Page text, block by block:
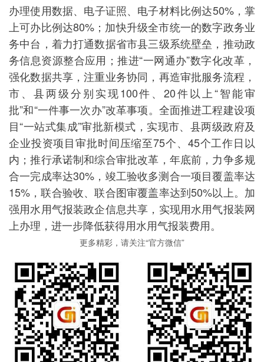
办理使用数据、电子证照、电子材料比例达50%，掌
上可办比例达80%；加快升级全市统一的数字政务业
务中台，着力打通数据省市县三级系统壁垒，推动政
务信息资源整合应用；推进“一网通办”数字化改革，
强化数据共享，注重业务协同，再造审批服务流程，
市、县两级分别实现100件、20件以上“智能审
批”和“一件事一次办”改革事项。全面推进工程建设项
目“一站式集成”审批新模式，实现市、县两级政府及
企业投资项目审批时间压缩至75个、45个工作日以
内；推行承诺制和综合审批改革，年底前，力争多规
合一完成率达30%，竣工验收多测合一项目覆盖率达
15%，联合验收、联合图审覆盖率达到50%以上。加
强用水用气报装政企信息共享，实现用水用气报装网
上办理，进一步降低获得用水用气报装费用。
更多精彩，请关注“官方微信”